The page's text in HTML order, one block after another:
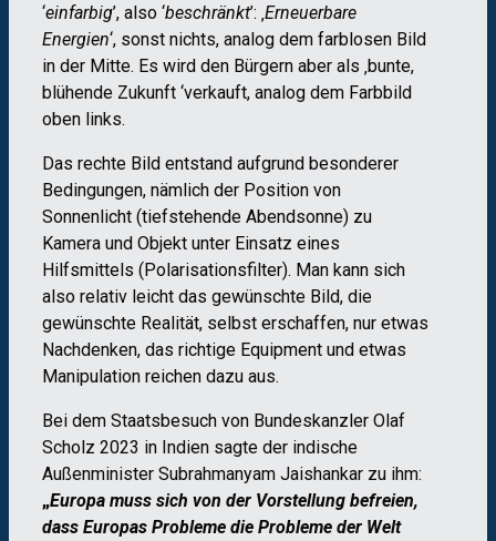
‘einfarbig’, also ‘beschränkt’: ‚Erneuerbare
Energien‘, sonst nichts, analog dem farblosen Bild
in der Mitte. Es wird den Bürgern aber als ‚bunte,
blühende Zukunft ‘verkauft, analog dem Farbbild
oben links.
Das rechte Bild entstand aufgrund besonderer
Bedingungen, nämlich der Position von
Sonnenlicht (tiefstehende Abendsonne) zu
Kamera und Objekt unter Einsatz eines
Hilfsmittels (Polarisationsfilter). Man kann sich
also relativ leicht das gewünschte Bild, die
gewünschte Realität, selbst erschaffen, nur etwas
Nachdenken, das richtige Equipment und etwas
Manipulation reichen dazu aus.
Bei dem Staatsbesuch von Bundeskanzler Olaf
Scholz 2023 in Indien sagte der indische
Außenminister Subrahmanyam Jaishankar zu ihm:
„Europa muss sich von der Vorstellung befreien,
dass Europas Probleme die Probleme der Welt